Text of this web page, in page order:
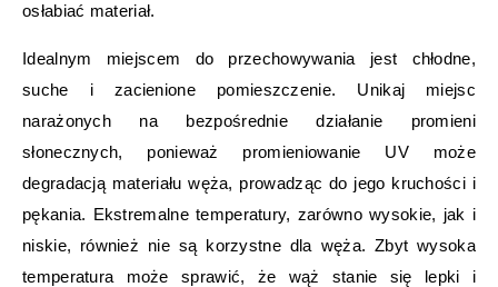
osłabiać materiał.
Idealnym miejscem do przechowywania jest chłodne,
suche i zacienione pomieszczenie. Unikaj miejsc
narażonych na bezpośrednie działanie promieni
słonecznych, ponieważ promieniowanie UV może
degradacją materiału węża, prowadząc do jego kruchości i
pękania. Ekstremalne temperatury, zarówno wysokie, jak i
niskie, również nie są korzystne dla węża. Zbyt wysoka
temperatura może sprawić, że wąż stanie się lepki i